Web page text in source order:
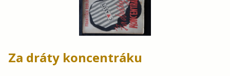
Za dráty koncentráku